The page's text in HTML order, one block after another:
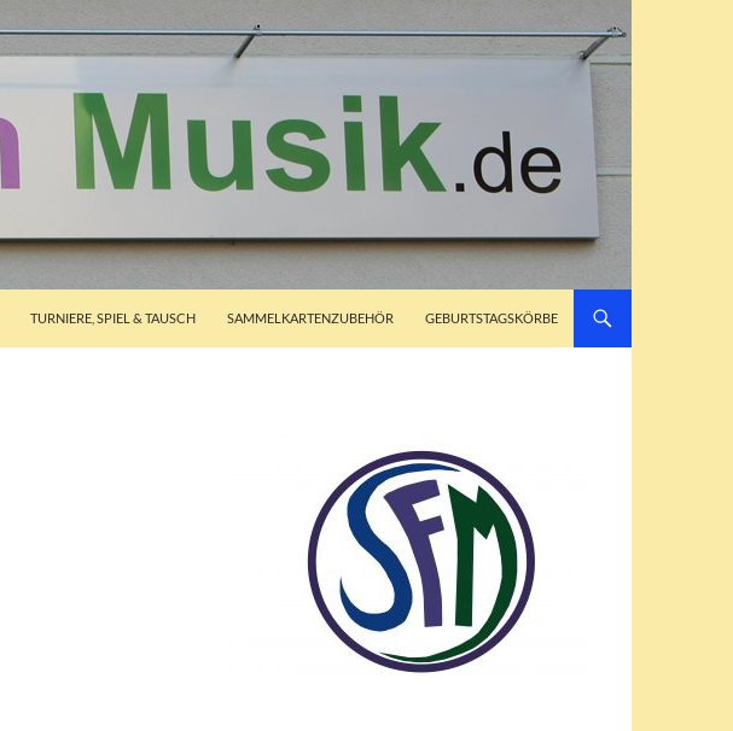
TURNIERE, SPIEL & TAUSCH SAMMELKARTENZUBEHÖR GEBURTSTAGSKÖRBE